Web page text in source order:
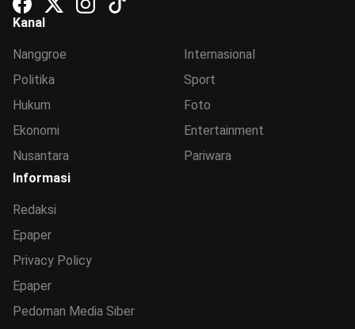
Kanal
Nanggroe
Politika
Hukum
Ekonomi
Nusantara
Internasional
Sport
Foto
Entertainment
Pariwara
Informasi
Redaksi
Epaper
Privacy Policy
Epaper
Pedoman Media Siber